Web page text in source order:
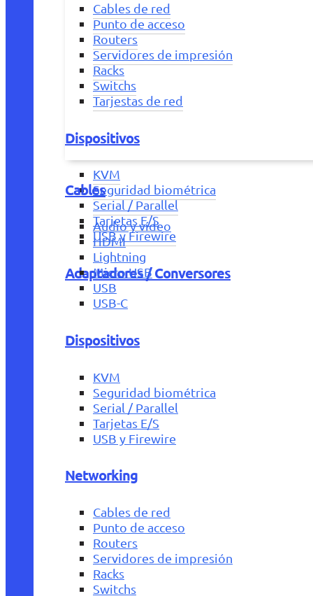
Cables de red
Punto de acceso
Routers
Servidores de impresión
Racks
Switchs
Tarjestas de red
Dispositivos
KVM
Seguridad biométrica
Serial / Parallel
Tarjetas E/S
USB y Firewire
Adaptadores / Conversores
Cables
Audio y vídeo
HDMI
Lightning
Micro USB
USB
USB-C
Dispositivos
KVM
Seguridad biométrica
Serial / Parallel
Tarjetas E/S
USB y Firewire
Networking
Cables de red
Punto de acceso
Routers
Servidores de impresión
Racks
Switchs